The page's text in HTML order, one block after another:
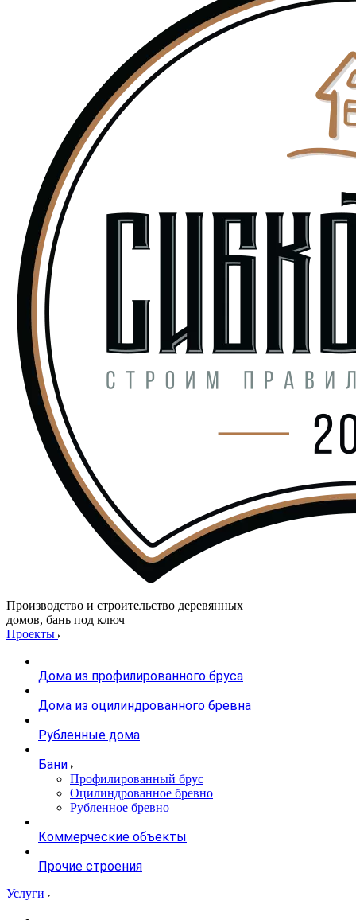
Производство и строительство деревянных
домов, бань под ключ
Проекты
Дома из профилированного бруса
Дома из оцилиндрованного бревна
Рубленные дома
Бани
Профилированный брус
Оцилиндрованное бревно
Рубленное бревно
Коммерческие объекты
Прочие строения
Услуги